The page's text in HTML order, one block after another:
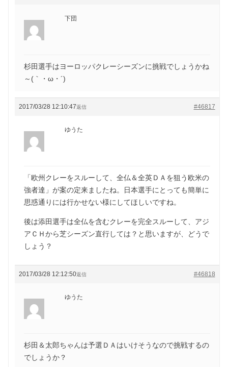
下団
杉田選手はヨーロッパクレーシーズンに挑戦でしょうかね
～(｀・ω・´)ゞ
2017/03/28 12:10:47 #46817
返信
ゆうた
「欧州クレーをスルーして、全仏＆全英ＤＡを狙う欧米の
強者達」が案の定来ましたね。日本選手にとっても簡単に
思惑通りには行かせない様にしてほしいですね。
後は添田選手は全仏を含むクレーを完全スルーして、アジ
アＣＨから芝シーズン直行しては？と思いますが、どうで
しょう？
2017/03/28 12:12:50 #46818
返信
ゆうた
杉田＆太郎ちゃんは予選ＤＡはいけそうなので挑戦するの
でしょうか？